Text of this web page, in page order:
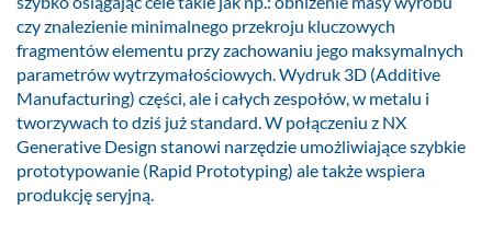
czy znalezienie minimalnego przekroju kluczowych
fragmentów elementu przy zachowaniu jego maksymalnych
parametrów wytrzymałościowych. Wydruk 3D (Additive
Manufacturing) części, ale i całych zespołów, w metalu i
tworzywach to dziś już standard. W połączeniu z NX
Generative Design stanowi narzędzie umożliwiające szybkie
prototypowanie (Rapid Prototyping) ale także wspiera
produkcję seryjną.